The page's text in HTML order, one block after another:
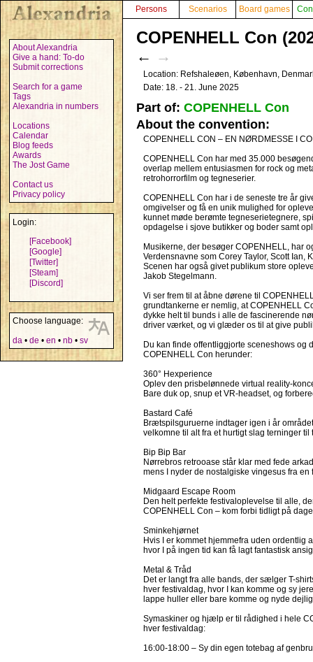
About Alexandria
Give a hand: To-do
Submit corrections
Search for a game
Tags
Alexandria in numbers
Locations
Calendar
Blog feeds
Awards
The Jost Game
Contact us
Privacy policy
Login:
[Facebook]
[Google]
[Twitter]
[Steam]
[Discord]
Choose language:
da • de • en • nb • sv
Persons Scenarios Board games
COPENHELL Con
← →
Location: Refshaleøen, København,
Date: 18. - 21. June 2025
Part of: COPENHELL Con
About the convention:
COPENHELL CON – EN NØRDMESSE I
COPENHELL Con har med 35.000
overlap mellem entusiasmen for rock og
retrohorrorfilm og tegneserier.
COPENHELL Con har i de seneste tre år
omgivelser og få en unik mulighed for
kunnet møde berømte tegneserietegnere,
opdagelse i sjove butikker og boder samt
Musikerne, der besøger COPENHELL, har
Verdensnavne som Corey Taylor, Scott
Scenen har også givet publikum store
Jakob Stegelmann.
Vi ser frem til at åbne dørene til
grundtankerne er nemlig, at COPENHELL
dykke helt til bunds i alle de fascinerende
driver værket, og vi glæder os til at give
Du kan finde offentliggjorte sceneshows og
COPENHELL Con herunder:
360° Hexperience
Oplev den prisbelønnede virtual reality-
Bare duk op, snup et VR-headset, og
Bastard Café
Brætspilsguruerne indtager igen i år
velkomne til alt fra et hurtigt slag terninger til
Bip Bip Bar
Nørrebros retrooase står klar med fede
mens I nyder de nostalgiske vingesus fra
Midgaard Escape Room
Den helt perfekte festivaloplevelse til alle,
COPENHELL Con – kom forbi tidligt på
Sminkehjørnet
Hvis I er kommet hjemmefra uden
hvor I på ingen tid kan få lagt fantastisk
Metal & Tråd
Det er langt fra alle bands, der sælger T-
hver festivaldag, hvor I kan komme og sy
lappe huller eller bare komme og nyde
Symaskiner og hjælp er til rådighed i hele
hver festivaldag:
16:00-18:00 – Sy din egen totebag af